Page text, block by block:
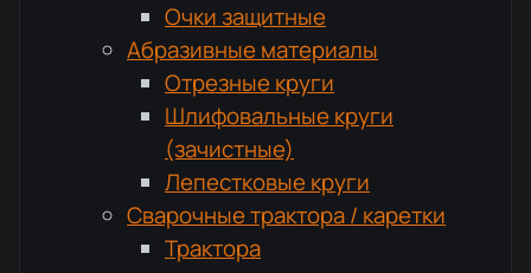
Очки защитные
Абразивные материалы
Отрезные круги
Шлифовальные круги
(зачистные)
Лепестковые круги
Сварочные трактора / каретки
Трактора